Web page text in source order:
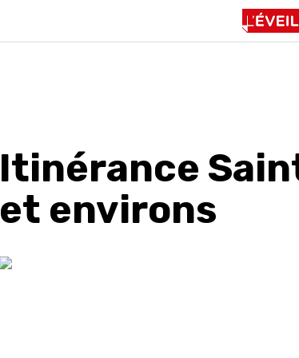
Itinérance
et environs